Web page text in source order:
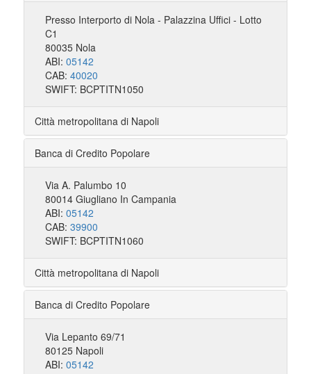
Presso Interporto di Nola - Palazzina Uffici - Lotto
C1
80035 Nola
ABI: 05142
CAB: 40020
SWIFT: BCPTITN1050
Città metropolitana di Napoli
Banca di Credito Popolare
Via A. Palumbo 10
80014 Giugliano In Campania
ABI: 05142
CAB: 39900
SWIFT: BCPTITN1060
Città metropolitana di Napoli
Banca di Credito Popolare
Via Lepanto 69/71
80125 Napoli
ABI: 05142